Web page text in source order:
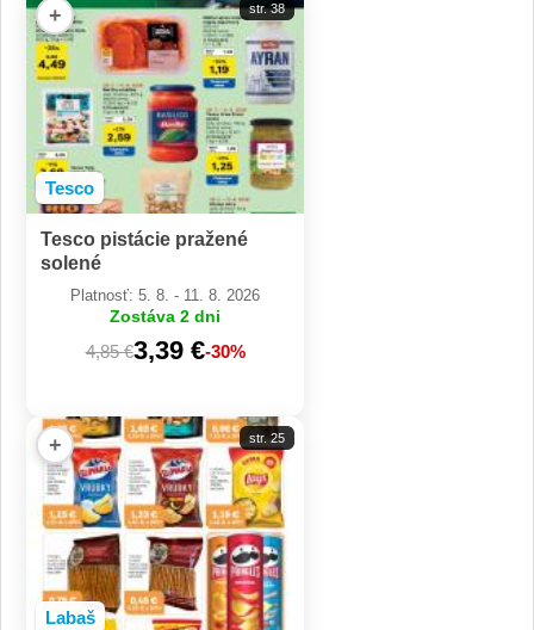
+
Tesco
str. 38
Tesco pistácie pražené
solené
Platnosť: 5. 8. - 11. 8. 2026
Zostáva 2 dni
4,85 €3,39 €-30%
+
Labaš
str. 25